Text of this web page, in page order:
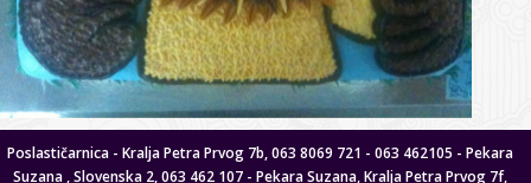
Poslastičarnica - Kralja Petra Prvog 7b, 063 8069 721 - 063 462105 - Pekara
Suzana , Slovenska 2, 063 462 107 - Pekara Suzana, Kralja Petra Prvog 7f,